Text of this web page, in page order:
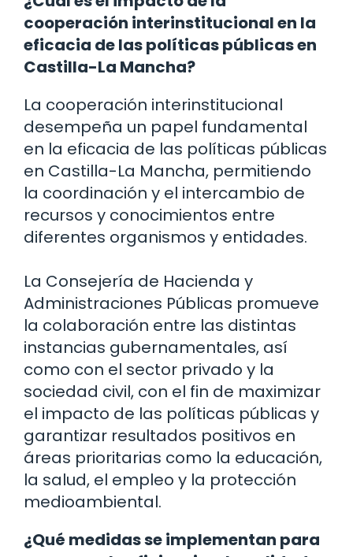
cooperación interinstitucional en la
eficacia de las políticas públicas en
Castilla-La Mancha?
La cooperación interinstitucional
desempeña un papel fundamental
en la eficacia de las políticas públicas
en Castilla-La Mancha, permitiendo
la coordinación y el intercambio de
recursos y conocimientos entre
diferentes organismos y entidades.
La Consejería de Hacienda y
Administraciones Públicas promueve
la colaboración entre las distintas
instancias gubernamentales, así
como con el sector privado y la
sociedad civil, con el fin de maximizar
el impacto de las políticas públicas y
garantizar resultados positivos en
áreas prioritarias como la educación,
la salud, el empleo y la protección
medioambiental.
¿Qué medidas se implementan para